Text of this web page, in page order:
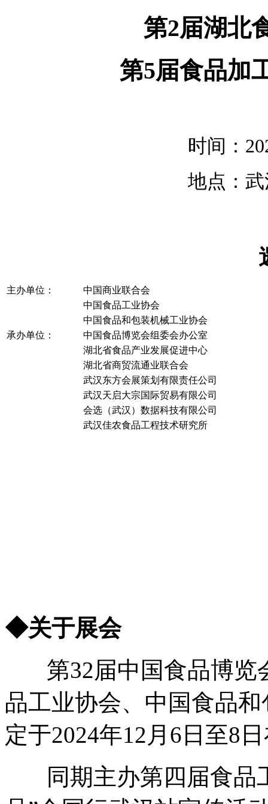
第2届湖北
第5届食品加
时间：
地点：
主办单位：
中国商业联合会
中国食品工业协会
中国食品和包装机械工业协会
承办单位：
中国食品博览会组委会办公室
湖北省食品产业发展促进中心
湖北省商贸流通业联合会
武汉东方会展策划有限责任公司
武汉天启大宗国际贸易有限公司
会选（武汉）数据科技有限公司
武汉佳农食品工程技术研究所
◆关于展会
第32届中国食品博览
品工业协会、中国食品
定于2024年12月6日至8
同期主办第四届食品